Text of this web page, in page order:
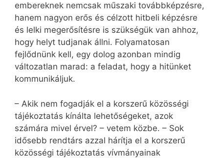
embereknek nemcsak műszaki továbbképzésre,
hanem nagyon erős és célzott hitbeli képzésre
és lelki megerősítésre is szükségük van ahhoz,
hogy helyt tudjanak állni. Folyamatosan
fejlődnünk kell, egy dolog azonban mindig
változatlan marad: a feladat, hogy a hitünket
kommunikáljuk.
– Akik nem fogadják el a korszerű közösségi
tájékoztatás kínálta lehetőségeket, azok
számára mivel érvel? – vetem közbe. – Sok
idősebb rendtárs azzal hárítja el a korszerű
közösségi tájékoztatás vívmányainak